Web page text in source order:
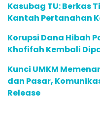
Kasubag TU: Berkas
Kantah Pertanahan
Korupsi Dana Hibah
Khofifah Kembali
Kunci UMKM
dan Pasar,
Release